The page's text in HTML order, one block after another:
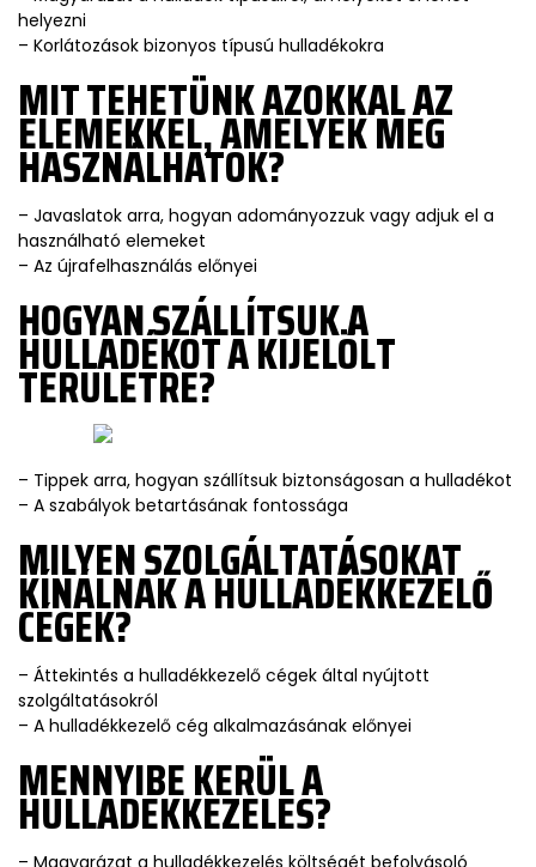
helyezni
– Korlátozások bizonyos típusú hulladékokra
MIT TEHETÜNK AZOKKAL AZ
ELEMEKKEL, AMELYEK MÉG
HASZNÁLHATÓK?
– Javaslatok arra, hogyan adományozzuk vagy adjuk el a
használható elemeket
– Az újrafelhasználás előnyei
HOGYAN SZÁLLÍTSUK A
HULLADÉKOT A KIJELÖLT
TERÜLETRE?
– Tippek arra, hogyan szállítsuk biztonságosan a hulladékot
– A szabályok betartásának fontossága
MILYEN SZOLGÁLTATÁSOKAT
KÍNÁLNAK A HULLADÉKKEZELŐ
CÉGEK?
– Áttekintés a hulladékkezelő cégek által nyújtott
szolgáltatásokról
– A hulladékkezelő cég alkalmazásának előnyei
MENNYIBE KERÜL A
HULLADÉKKEZELÉS?
– Magyarázat a hulladékkezelés költségét befolyásoló